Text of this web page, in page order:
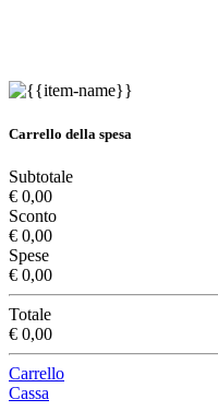
Carrello della spesa
Subtotale
€ 0,00
Sconto
€ 0,00
Spese
€ 0,00
Totale
€ 0,00
Carrello
Cassa